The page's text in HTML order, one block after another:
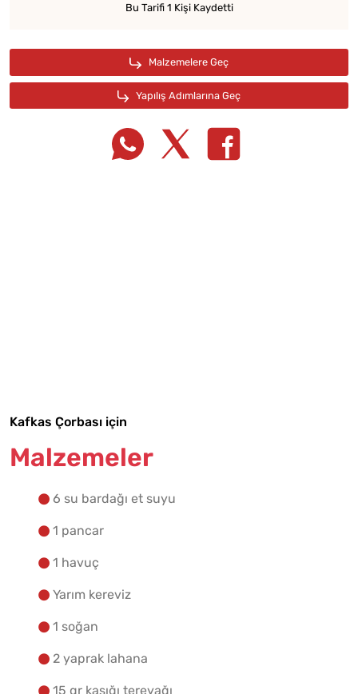
Bu Tarifi 1 Kişi Kaydetti
Kafkas Çorbası için
Malzemeler
6 su bardağı et suyu
1 pancar
1 havuç
Yarım kereviz
1 soğan
2 yaprak lahana
15 gr kaşığı tereyağı